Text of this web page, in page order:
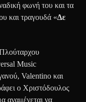
φωνή του και τα
και τραγουδά «Δε
Music
Valentino και
ο Χριστόδουλος
αναμένεται να